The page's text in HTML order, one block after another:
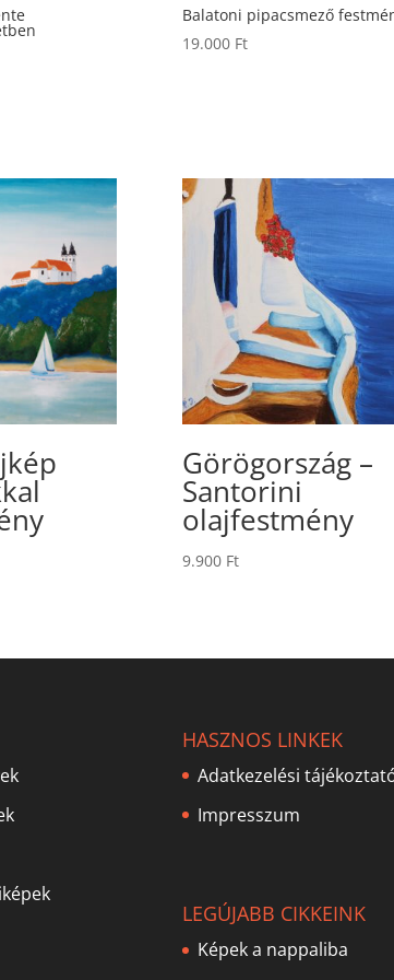
Balatoni pipacsmező
19.000 Ft
Görögország –
Santorini
olajfestmény
9.900 Ft
HASZNOS LINKEK
Adatkezelési
Impresszum
LEGÚJABB CIKKEINK
Képek a nappaliba